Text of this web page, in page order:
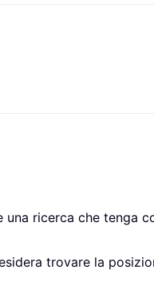
ricerca che tenga
trovare la